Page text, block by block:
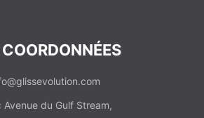
Avenue du Gulf Stream,